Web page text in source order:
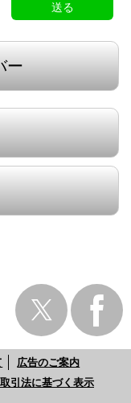
送る
ー
広告のご案内
引法に基づく表示